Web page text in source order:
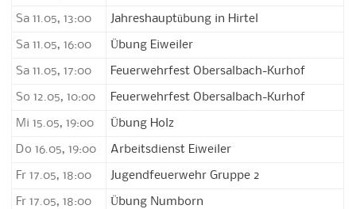
Sa 11.05, 13:00 Jahreshauptübung in Hirtel
Sa 11.05, 16:00 Übung Eiweiler
Sa 11.05, 17:00 Feuerwehrfest Obersalbach-Kurhof
So 12.05, 10:00 Feuerwehrfest Obersalbach-Kurhof
Mi 15.05, 19:00 Übung Holz
Do 16.05, 19:00 Arbeitsdienst Eiweiler
Fr 17.05, 18:00 Jugendfeuerwehr Gruppe 2
Fr 17.05, 18:00 Übung Numborn